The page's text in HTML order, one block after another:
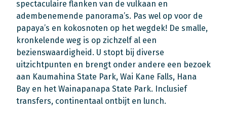
spectaculaire flanken van de vulkaan en
adembenemende panorama’s. Pas wel op voor de
papaya’s en kokosnoten op het wegdek! De smalle,
kronkelende weg is op zichzelf al een
bezienswaardigheid. U stopt bij diverse
uitzichtpunten en brengt onder andere een bezoek
aan Kaumahina State Park, Wai Kane Falls, Hana
Bay en het Wainapanapa State Park. Inclusief
transfers, continentaal ontbijt en lunch.